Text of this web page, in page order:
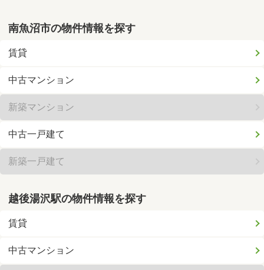
南魚沼市の物件情報を探す
賃貸
中古マンション
新築マンション
中古一戸建て
新築一戸建て
越後湯沢駅の物件情報を探す
賃貸
中古マンション